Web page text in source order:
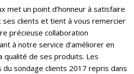
met un point d’honneur à satisfaire
ses clients et tient à vous remercier
précieuse collaboration
à notre service d’améliorer en
qualité de ses produits. Les
du sondage clients 2017 repris dans